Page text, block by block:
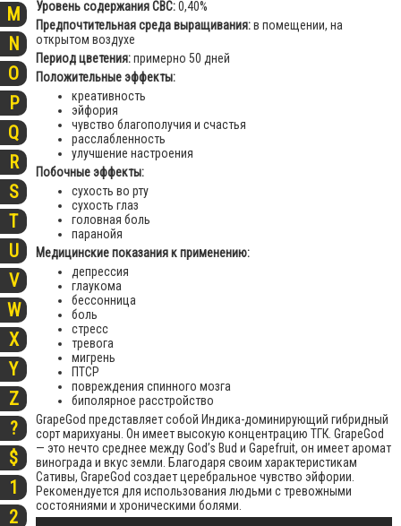
M
N
O
P
Q
R
S
T
U
V
W
X
Y
Z
?
$
1
2
Уровень содержания CBC:0,40%
Предпочтительная среда выращивания:в помещении, на
открытом воздухе
Период цветения:примерно 50 дней
Положительные эффекты:
креативность
эйфория
чувство благополучия и счастья
расслабленность
улучшение настроения
Побочные эффекты:
сухость во рту
сухость глаз
головная боль
паранойя
Медицинские показания к применению:
депрессия
глаукома
бессонница
боль
стресс
тревога
мигрень
ПТСР
повреждения спинного мозга
биполярное расстройство
GrapeGod представляет собой Индика-доминирующий гибридный
сорт марихуаны. Он имеет высокую концентрацию ТГК. GrapeGod
— это нечто среднее между God’s Bud и Gapefruit, он имеет аромат
винограда и вкус земли. Благодаря своим характеристикам
Сативы, GrapeGod создает церебральное чувство эйфории.
Рекомендуется для использования людьми с тревожными
состояниями и хроническими болями.